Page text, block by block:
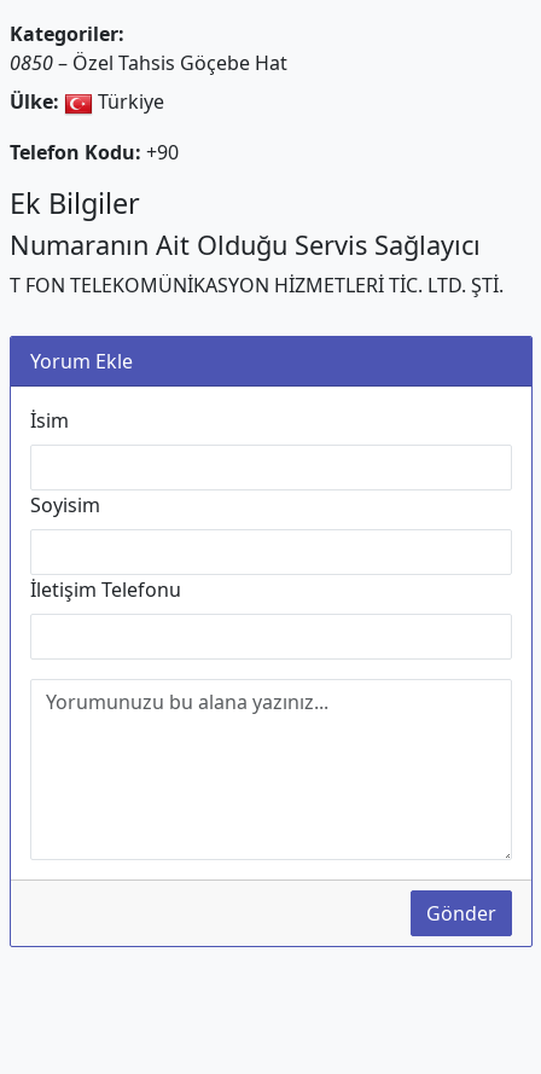
Kategoriler:
0850– Özel Tahsis Göçebe Hat
Ülke:
Türkiye
Telefon Kodu: +90
Ek Bilgiler
Numaranın Ait Olduğu Servis Sağlayıcı
T FON TELEKOMÜNİKASYON HİZMETLERİ TİC. LTD. ŞTİ.
Yorum Ekle
İsim
Soyisim
İletişim Telefonu
Gönder